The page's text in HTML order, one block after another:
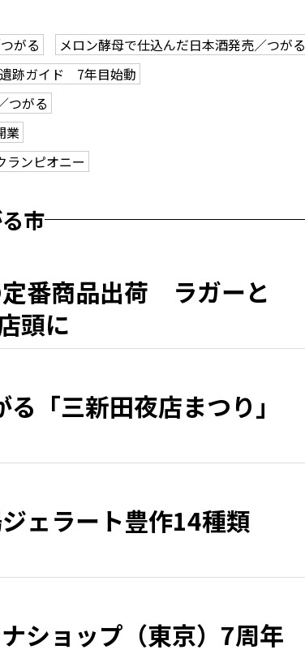
がる
メロン酵母で仕込んだ日本酒発売／つがる
跡ガイド 7年目始動
つがる
業
ンピオニー
市
番商品出荷 ラガーと
頭に
「三新田夜店まつり」
ェラート豊作14種類
ショップ（東京）7周年